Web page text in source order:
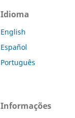
Idioma
English
Español
Português
Informações